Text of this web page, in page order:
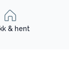
& hent